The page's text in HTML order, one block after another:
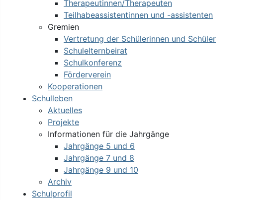
Therapeutinnen/Therapeuten
Teilhabeassistentinnen und -assistenten
Gremien
Vertretung der Schülerinnen und Schüler
Schulelternbeirat
Schulkonferenz
Förderverein
Kooperationen
Schulleben
Aktuelles
Projekte
Informationen für die Jahrgänge
Jahrgänge 5 und 6
Jahrgänge 7 und 8
Jahrgänge 9 und 10
Archiv
Schulprofil